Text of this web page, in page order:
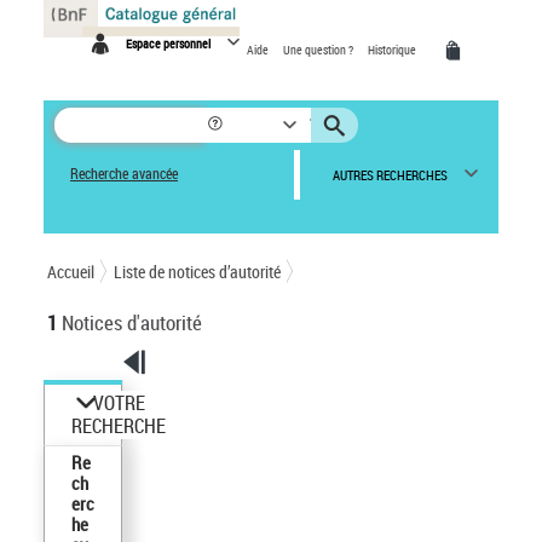
Espace personnel Aide Une question ? Historique
Recherche avancée AUTRES RECHERCHES
Accueil Liste de notices d’autorité
1 Notices d'autorité
VOTRE
RECHERCHE
Re
ch
erc
he
Panneau de gestion des cookies